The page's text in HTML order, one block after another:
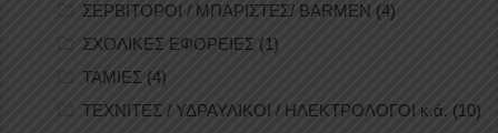
ΣΕΡΒΙΤΟΡΟΙ / ΜΠΑΡΙΣΤΕΣ/ BARMEN (4)
ΣΧΟΛΙΚΕΣ ΕΦΟΡΕΙΕΣ (1)
ΤΑΜΙΕΣ (4)
ΤΕΧΝΙΤΕΣ / ΥΔΡΑΥΛΙΚΟΙ / ΗΛΕΚΤΡΟΛΟΓΟΙ κ.ά. (10)